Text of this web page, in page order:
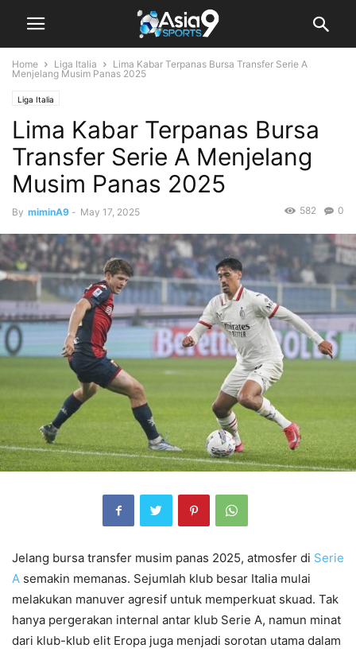
Home Liga Italia
Lima Kabar Terpanas Bursa Transfer Serie A
Menjelang Musim Panas 2025
Liga Italia
Lima Kabar Terpanas Bursa
Transfer Serie A Menjelang
Musim Panas 2025
By miminA9 - May 17, 2025 0
582
Jelang bursa transfer musim panas 2025, atmosfer di Serie
A semakin memanas. Sejumlah klub besar Italia mulai
melakukan manuver agresif untuk memperkuat skuad. Tak
hanya pergerakan internal antar klub Serie A, namun minat
dari klub-klub elit Eropa juga menjadi sorotan utama dalam